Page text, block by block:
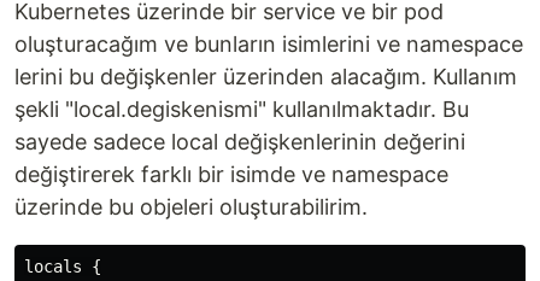
Kubernetes üzerinde bir service ve bir pod
oluşturacağım ve bunların isimlerini ve namespace
lerini bu değişkenler üzerinden alacağım. Kullanım
şekli "local.degiskenismi" kullanılmaktadır. Bu
sayede sadece local değişkenlerinin değerini
değiştirerek farklı bir isimde ve namespace
üzerinde bu objeleri oluşturabilirim.
locals {